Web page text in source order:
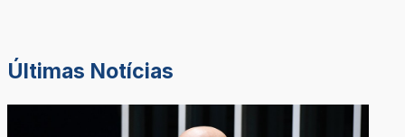
Últimas Notícias